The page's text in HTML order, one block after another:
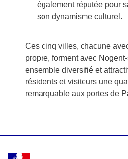
également réputée pour
son dynamisme culturel.
Ces cinq villes, chacune
propre, forment avec
ensemble diversifié et
résidents et visiteurs une
remarquable aux portes de